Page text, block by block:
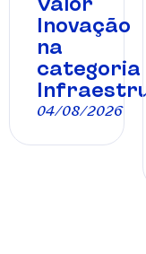
Inovação
na
categoria
04/08/2026